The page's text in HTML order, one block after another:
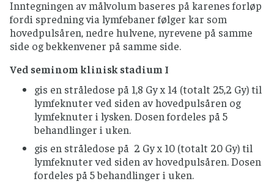
Inntegningen av målvolum baseres på karenes forløp
fordi spredning via lymfebaner følger kar som
hovedpulsåren, nedre hulvene, nyrevene på samme
side og bekkenvener på samme side.
Ved seminom klinisk stadium I
gis en stråledose på 1,8 Gy x 14 (totalt 25,2 Gy) til
lymfeknuter ved siden av hovedpulsåren og
lymfeknuter i lysken. Dosen fordeles på 5
behandlinger i uken.
gis en stråledose på 2 Gy x 10 (totalt 20 Gy) til
lymfeknuter ved siden av hovedpulsåren. Dosen
fordeles på 5 behandlinger i uken.